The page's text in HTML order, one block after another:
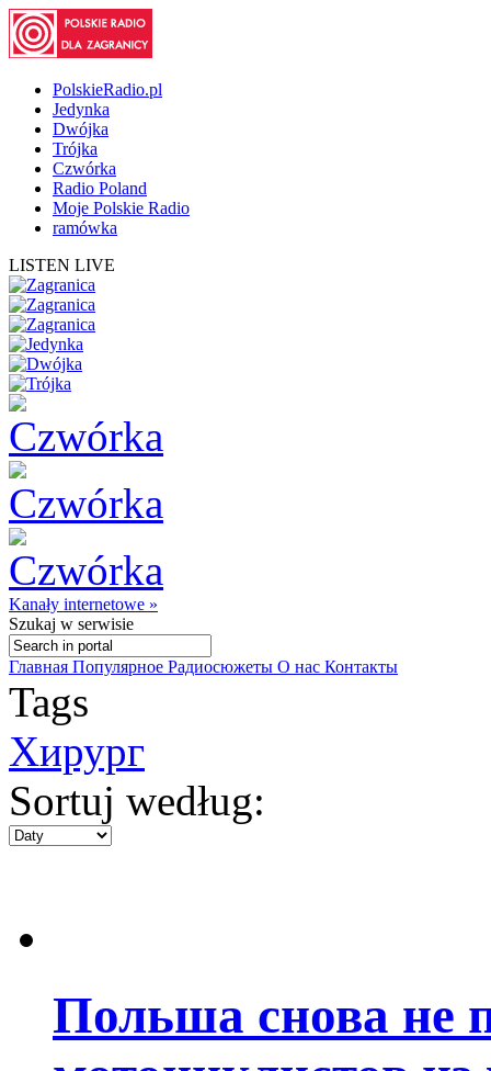
PolskieRadio.pl
Jedynka
Dwójka
Trójka
Czwórka
Radio Poland
Moje Polskie Radio
ramówka
LISTEN LIVE
Kanały internetowe »
Szukaj w serwisie
Главная Популярное Радиосюжеты О нас Контакты
Tags
Хирург
Sortuj według:
Польша снова не